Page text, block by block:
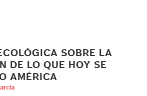
SOBRE LA
DE LO QUE HOY SE
AMÉRICA